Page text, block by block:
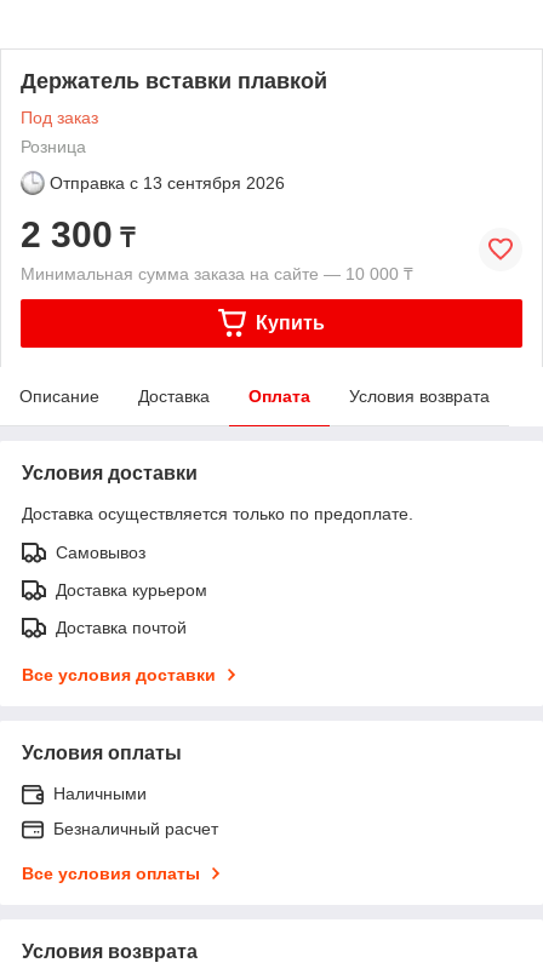
Держатель вставки плавкой
Под заказ
Розница
Отправка с 13 сентября 2026
2 300 ₸
Минимальная сумма заказа на сайте — 10 000 ₸
Купить
Описание Доставка Оплата Условия возврата
Условия доставки
Доставка осуществляется только по предоплате.
Самовывоз
Доставка курьером
Доставка почтой
Все условия доставки
Условия оплаты
Наличными
Безналичный расчет
Все условия оплаты
Условия возврата